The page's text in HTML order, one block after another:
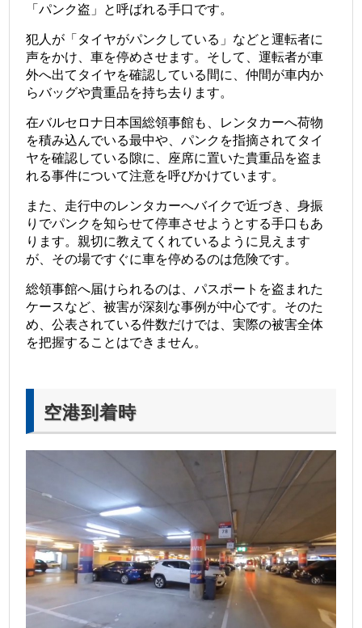
「パンク盗」と呼ばれる手口です。
犯人が「タイヤがパンクしている」などと運転者に
声をかけ、車を停めさせます。そして、運転者が車
外へ出てタイヤを確認している間に、仲間が車内か
らバッグや貴重品を持ち去ります。
在バルセロナ日本国総領事館も、レンタカーへ荷物
を積み込んでいる最中や、パンクを指摘されてタイ
ヤを確認している隙に、座席に置いた貴重品を盗ま
れる事件について注意を呼びかけています。
また、走行中のレンタカーへバイクで近づき、身振
りでパンクを知らせて停車させようとする手口もあ
ります。親切に教えてくれているように見えます
が、その場ですぐに車を停めるのは危険です。
総領事館へ届けられるのは、パスポートを盗まれた
ケースなど、被害が深刻な事例が中心です。そのた
め、公表されている件数だけでは、実際の被害全体
を把握することはできません。
空港到着時